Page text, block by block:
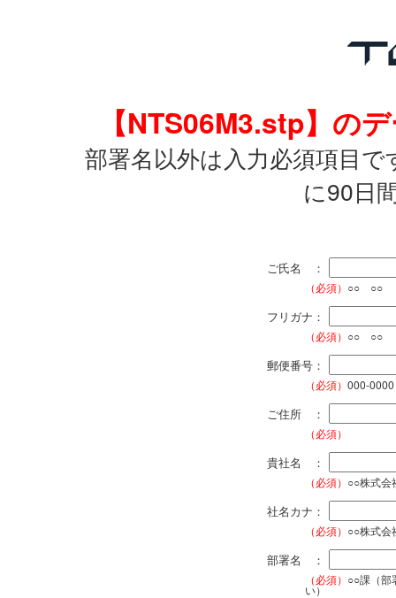
【NTS06M3.stp】の
部署名以外は入力必須項目
に90日
ご氏名 ：
（必須） ○○ ○○
フリガナ：
（必須） ○○ ○○
郵便番号：
（必須） 000-0000
ご住所 ：
（必須）
貴社名 ：
（必須） ○○株式会
社名カナ：
（必須） ○○株式会
部署名 ：
（必須） ○○課（部
い）